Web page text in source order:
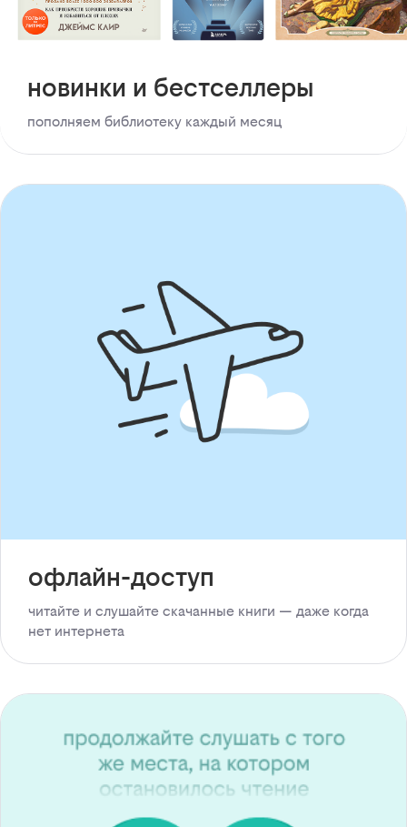
новинки и бестселлеры
пополняем библиотеку каждый месяц
офлайн-доступ
читайте и слушайте скачанные книги — даже когда
нет интернета